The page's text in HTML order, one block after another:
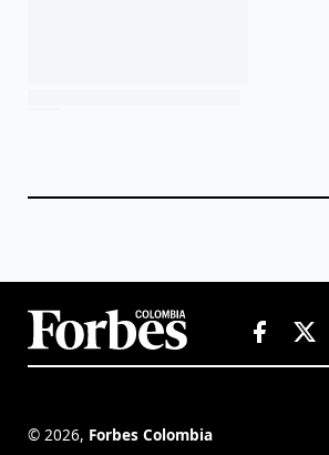
© 2026, Forbes Colombia